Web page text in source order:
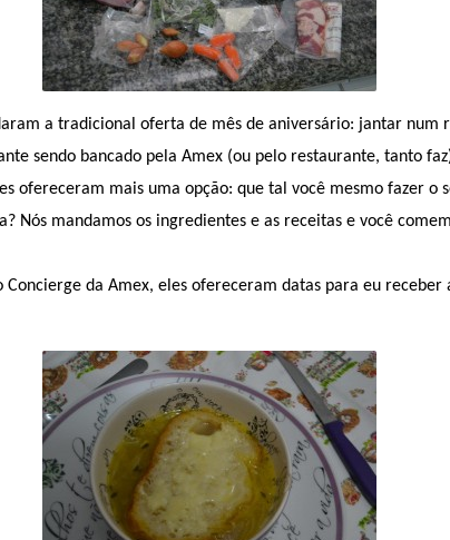
a tradicional oferta de mês de aniversário: jantar num
sendo bancado pela Amex (ou pelo restaurante, tanto
ofereceram mais uma opção: que tal você mesmo fazer o
Nós mandamos os ingredientes e as receitas e você
Concierge da Amex, eles ofereceram datas para eu receber